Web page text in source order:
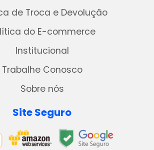
de Troca e Devolução
do E-commerce
Institucional
Trabalhe Conosco
Sobre nós
Site Seguro